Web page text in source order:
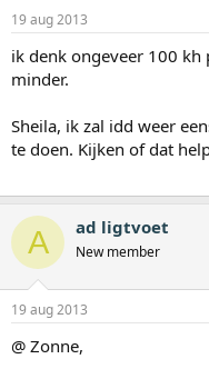
19 aug 2013
ik denk ongeveer 100 kh
minder.
Sheila, ik zal idd weer
te doen. Kijken of dat
A ad ligtvoet
New member
19 aug 2013
@ Zonne,